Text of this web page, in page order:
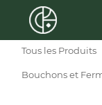
content
Tous les Produits
Bouchons et